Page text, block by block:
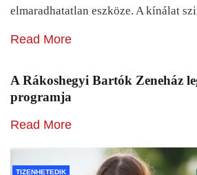
elmaradhatatlan eszköze. A kínálat
Read More
A Rákoshegyi Bartók Zeneház
programja
Read More
TIZENHETEDIK